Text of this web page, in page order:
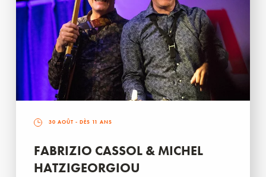
30 AOÛT - DÈS 11 ANS
FABRIZIO CASSOL & MICHEL
HATZIGEORGIOU